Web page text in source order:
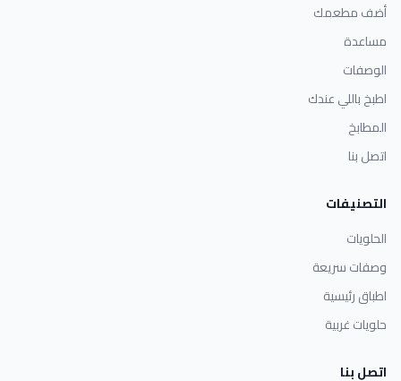
أضف مطعمك
مساعدة
الوصفات
اطبخ باللي عندك
المطابخ
اتصل بنا
التصنيفات
الحلويات
وصفات سريعة
اطباق رئيسية
حلويات غربية
اتصل بنا